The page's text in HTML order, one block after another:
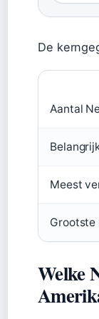
De
Aantal
Meest
Grootste
Welke